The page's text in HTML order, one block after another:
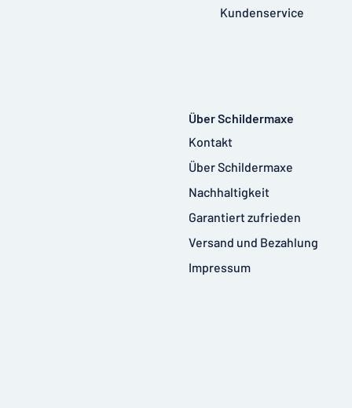
Kundenservice
Über Schildermaxe
Kontakt
Über Schildermaxe
Nachhaltigkeit
Garantiert zufrieden
Versand und Bezahlung
Impressum